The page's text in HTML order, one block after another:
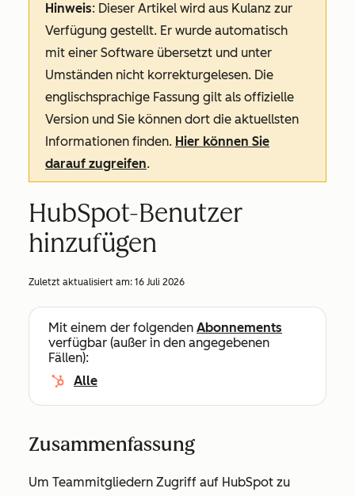
Hinweis: Dieser Artikel wird aus Kulanz zur
Verfügung gestellt. Er wurde automatisch
mit einer Software übersetzt und unter
Umständen nicht korrekturgelesen. Die
englischsprachige Fassung gilt als offizielle
Version und Sie können dort die aktuellsten
Informationen finden. Hier können Sie
darauf zugreifen.
HubSpot-Benutzer
hinzufügen
Zuletzt aktualisiert am: 16 Juli 2026
Mit einem der folgenden Abonnements
verfügbar (außer in den angegebenen
Fällen):
Alle
Zusammenfassung
Um Teammitgliedern Zugriff auf HubSpot zu